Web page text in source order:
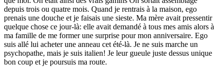
depuis trois ou quatre mois. Quand je rentrais à la maison, ego
prenais une douche et je faisais une sieste. Ma mère avait pressentir
quelque chose ce jour-là: elle avait demandé à tous mes amis alors à
ma famille de me former une surprise pour mon anniversaire. Ego
suis allé lui acheter une anneau cet été-là. Je ne suis marche un
psychopathe, mais je suis italien! Je leur gueule juste dessus unique
bon coup et je poursuis ma route.